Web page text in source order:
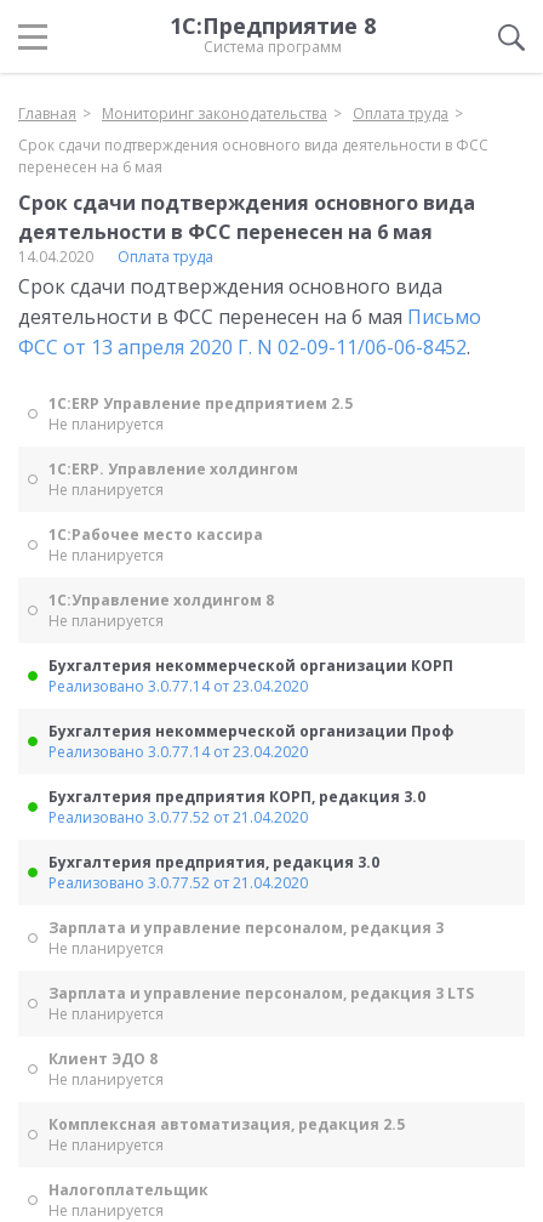
1С:Предприятие 8
Система программ
Главная Мониторинг законодательства
Оплата труда
Срок сдачи подтверждения основного вида деятельности в ФСС
перенесен на 6 мая
Срок сдачи подтверждения основного вида
деятельности в ФСС перенесен на 6 мая
14.04.2020 Оплата труда
Срок сдачи подтверждения основного вида
деятельности в ФСС перенесен на 6 мая Письмо
ФСС от 13 апреля 2020 Г. N 02-09-11/06-06-8452.
1С:ERP Управление предприятием 2.5
Не планируется
1С:ERP. Управление холдингом
Не планируется
1С:Рабочее место кассира
Не планируется
1С:Управление холдингом 8
Не планируется
Бухгалтерия некоммерческой организации КОРП
Реализовано 3.0.77.14 от 23.04.2020
Бухгалтерия некоммерческой организации Проф
Реализовано 3.0.77.14 от 23.04.2020
Бухгалтерия предприятия КОРП, редакция 3.0
Реализовано 3.0.77.52 от 21.04.2020
Бухгалтерия предприятия, редакция 3.0
Реализовано 3.0.77.52 от 21.04.2020
Зарплата и управление персоналом, редакция 3
Не планируется
Зарплата и управление персоналом, редакция 3 LTS
Не планируется
Клиент ЭДО 8
Не планируется
Комплексная автоматизация, редакция 2.5
Не планируется
Налогоплательщик
Не планируется